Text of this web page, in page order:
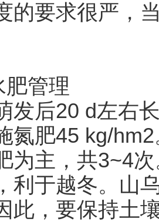
的要求很严，
管理
后20 d左右
氮肥45 kg/
为主，共3~4
利于越冬。山
此，要保持土